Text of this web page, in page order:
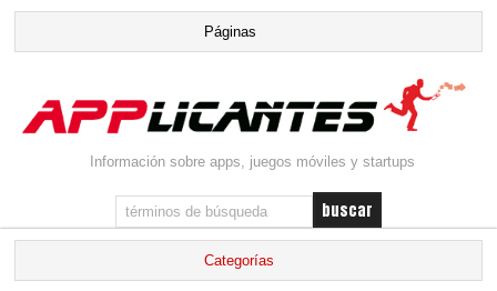
Información sobre apps, juegos móviles y startups